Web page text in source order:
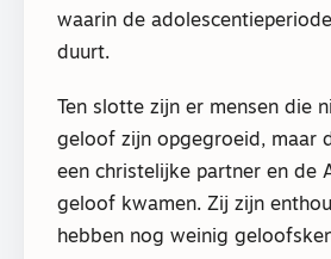
waarin de
duurt.
Ten slotte zijn er mensen die
geloof zijn opgegroeid, maar
een christelijke partner en de
geloof kwamen. Zij zijn
hebben nog weinig